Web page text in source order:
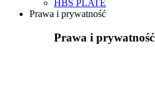
HBS PLATE
Prawa i prywatność
Prawa i prywatność